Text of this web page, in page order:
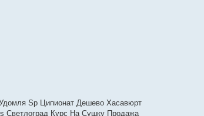
Sp Ципионат Дешево Хасавюрт
Светлоград Курс На Сушку Продажа